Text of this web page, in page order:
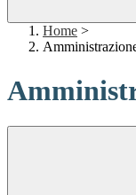
Home >